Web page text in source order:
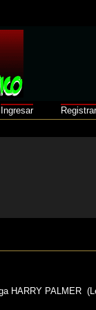
Ingresar
HARRY PALMER